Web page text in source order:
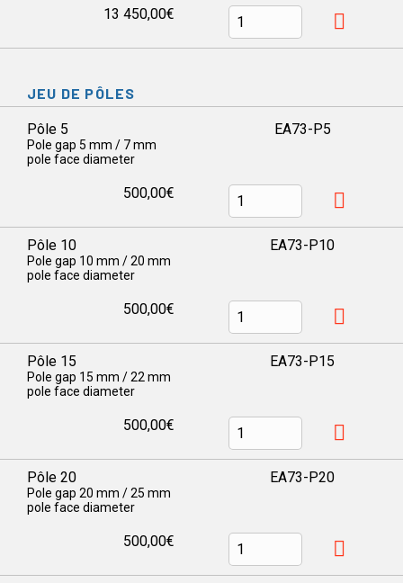
13 450,00€
JEU DE PÔLES
Pôle 5
Pole gap 5 mm / 7 mm
pole face diameter
EA73-P5
500,00€
Pôle 10
Pole gap 10 mm / 20 mm
pole face diameter
EA73-P10
500,00€
Pôle 15
Pole gap 15 mm / 22 mm
pole face diameter
EA73-P15
500,00€
Pôle 20
Pole gap 20 mm / 25 mm
pole face diameter
EA73-P20
500,00€